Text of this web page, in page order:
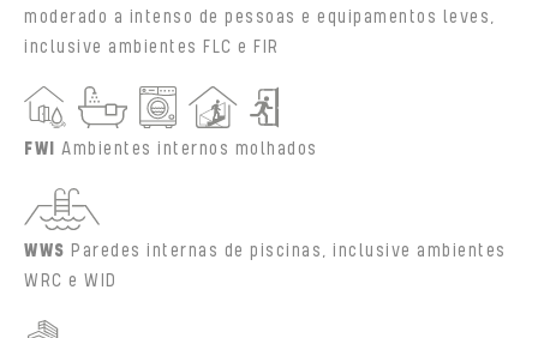
moderado a intenso de pessoas e equipamentos leves,
inclusive ambientes FLC e FIR
FWI Ambientes internos molhados
WWS Paredes internas de piscinas, inclusive ambientes
WRC e WID